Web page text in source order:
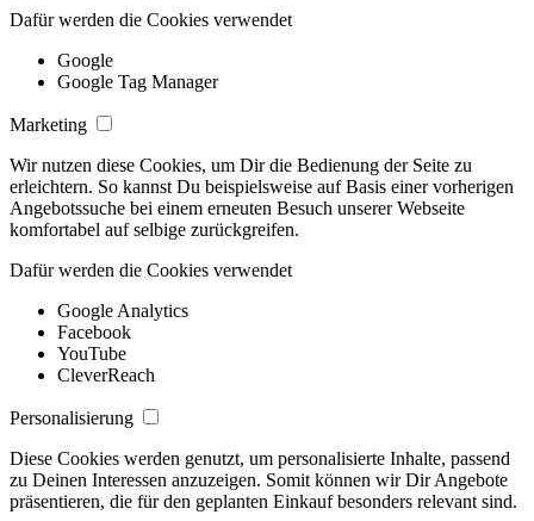
Dafür werden die Cookies verwendet
Google
Google Tag Manager
Marketing
Wir nutzen diese Cookies, um Dir die Bedienung der Seite zu
erleichtern. So kannst Du beispielsweise auf Basis einer vorherigen
Angebotssuche bei einem erneuten Besuch unserer Webseite
komfortabel auf selbige zurückgreifen.
Dafür werden die Cookies verwendet
Google Analytics
Facebook
YouTube
CleverReach
Personalisierung
Diese Cookies werden genutzt, um personalisierte Inhalte, passend
zu Deinen Interessen anzuzeigen. Somit können wir Dir Angebote
präsentieren, die für den geplanten Einkauf besonders relevant sind.